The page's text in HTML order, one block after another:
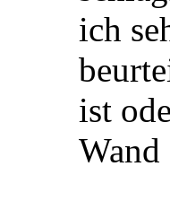
ich
ist